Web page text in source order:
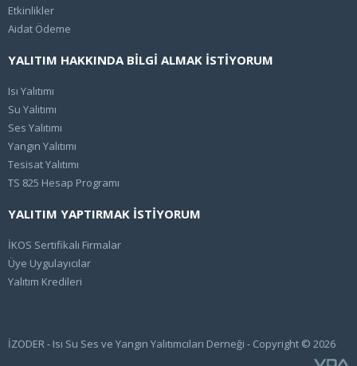
Etkinlikler
Aidat Ödeme
YALITIM HAKKINDA BİLGİ ALMAK İSTİYORUM
Isı Yalıtımı
Su Yalıtımı
Ses Yalıtımı
Yangın Yalıtımı
Tesisat Yalıtımı
TS 825 Hesap Programı
YALITIM YAPTIRMAK İSTİYORUM
İKOS Sertifikalı Firmalar
Üye Uygulayıcılar
Yalıtım Kredileri
İZODER - Isı Su Ses ve Yangın Yalıtımcıları Derneği - Copyright © 2026